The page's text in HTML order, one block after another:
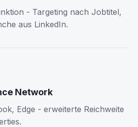
- Targeting nach Jobtitel,
aus LinkedIn.
Network
Edge - erweiterte Reichweite